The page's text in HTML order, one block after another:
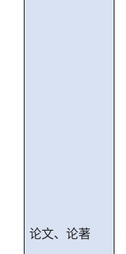
论文、论著